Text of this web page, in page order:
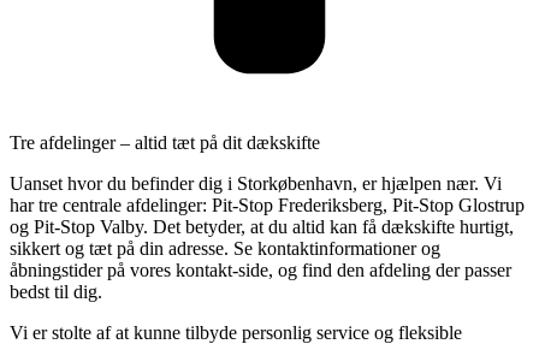
Tre afdelinger – altid tæt på dit dækskifte
Uanset hvor du befinder dig i Storkøbenhavn, er hjælpen nær. Vi
har tre centrale afdelinger: Pit-Stop Frederiksberg, Pit-Stop Glostrup
og Pit-Stop Valby. Det betyder, at du altid kan få dækskifte hurtigt,
sikkert og tæt på din adresse. Se kontaktinformationer og
åbningstider på vores kontakt-side, og find den afdeling der passer
bedst til dig.
Vi er stolte af at kunne tilbyde personlig service og fleksible